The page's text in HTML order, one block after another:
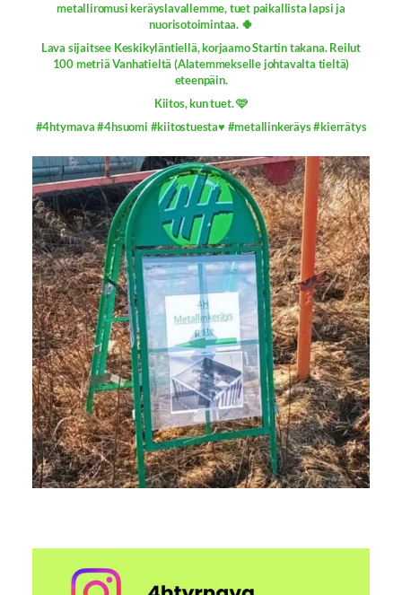
metalliromusi keräyslavallemme, tuet paikallista lapsi ja
nuorisotoimintaa. 🍀
Lava sijaitsee Keskikyläntiellä, korjaamo Startin takana. Reilut
100 metriä Vanhatieltä (Alatemmekselle johtavalta tieltä)
eteenpäin.
Kiitos, kun tuet. 🩷
#4htyrnava #4hsuomi #kiitostuesta♥️ #metallinkeräys #kierrätys